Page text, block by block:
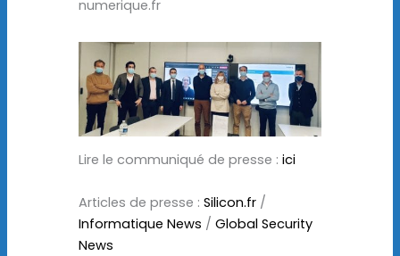
numerique.fr
Lire le communiqué de presse : ici
Articles de presse : Silicon.fr/
Informatique News / Global Security
News